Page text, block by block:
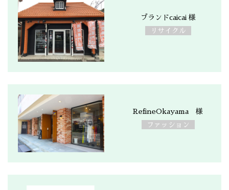
ブランドcaicai 様
リサイクル
RefineOkayama 様
ファッション